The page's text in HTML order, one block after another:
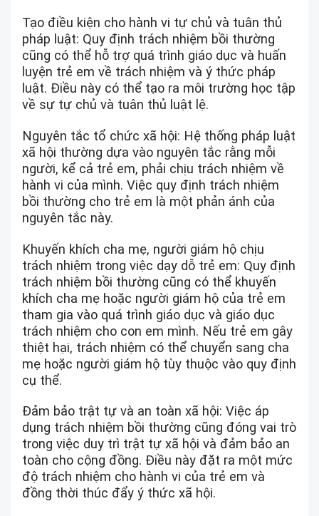
Tạo điều kiện cho hành vi tự chủ và tuân thủ
pháp luật: Quy định trách nhiệm bồi thường
cũng có thể hỗ trợ quá trình giáo dục và huấn
luyện trẻ em về trách nhiệm và ý thức pháp
luật. Điều này có thể tạo ra môi trường học tập
về sự tự chủ và tuân thủ luật lệ.
Nguyên tắc tổ chức xã hội: Hệ thống pháp luật
xã hội thường dựa vào nguyên tắc rằng mỗi
người, kể cả trẻ em, phải chịu trách nhiệm về
hành vi của mình. Việc quy định trách nhiệm
bồi thường cho trẻ em là một phản ánh của
nguyên tắc này.
Khuyến khích cha mẹ, người giám hộ chịu
trách nhiệm trong việc dạy dỗ trẻ em: Quy định
trách nhiệm bồi thường cũng có thể khuyến
khích cha mẹ hoặc người giám hộ của trẻ em
tham gia vào quá trình giáo dục và giáo dục
trách nhiệm cho con em mình. Nếu trẻ em gây
thiệt hại, trách nhiệm có thể chuyển sang cha
mẹ hoặc người giám hộ tùy thuộc vào quy định
cụ thể.
Đảm bảo trật tự và an toàn xã hội: Việc áp
dụng trách nhiệm bồi thường cũng đóng vai trò
trong việc duy trì trật tự xã hội và đảm bảo an
toàn cho cộng đồng. Điều này đặt ra một mức
độ trách nhiệm cho hành vi của trẻ em và
đồng thời thúc đẩy ý thức xã hội.